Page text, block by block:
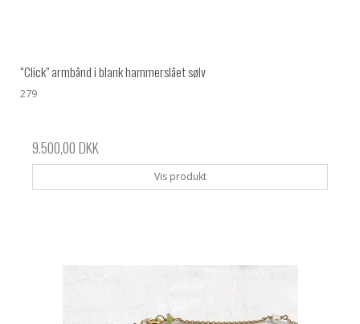
“Click” armbånd i blank hammerslået sølv
279
9.500,00 DKK
Vis produkt